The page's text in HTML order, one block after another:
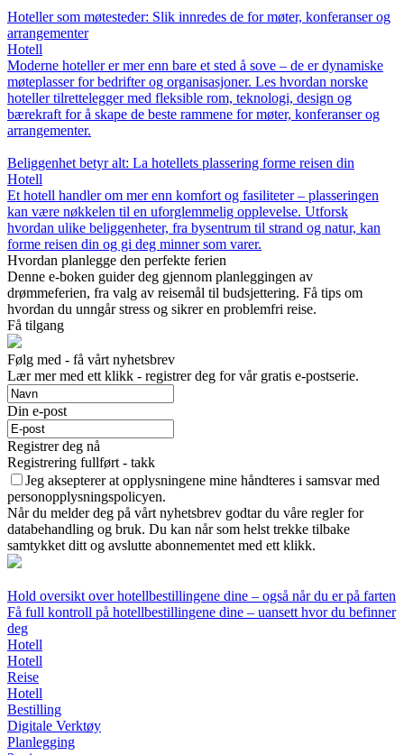
Hoteller som møtesteder: Slik innredes de for møter, konferanser og
arrangementer
Hotell
Moderne hoteller er mer enn bare et sted å sove – de er dynamiske
møteplasser for bedrifter og organisasjoner. Les hvordan norske
hoteller tilrettelegger med fleksible rom, teknologi, design og
bærekraft for å skape de beste rammene for møter, konferanser og
arrangementer.
Beliggenhet betyr alt: La hotellets plassering forme reisen din
Hotell
Et hotell handler om mer enn komfort og fasiliteter – plasseringen
kan være nøkkelen til en uforglemmelig opplevelse. Utforsk
hvordan ulike beliggenheter, fra bysentrum til strand og natur, kan
forme reisen din og gi deg minner som varer.
Hvordan planlegge den perfekte ferien
Denne e-boken guider deg gjennom planleggingen av
drømmeferien, fra valg av reisemål til budsjettering. Få tips om
hvordan du unngår stress og sikrer en problemfri reise.
Få tilgang
Følg med - få vårt nyhetsbrev
Lær mer med ett klikk - registrer deg for vår gratis e-postserie.
Din e-post
Registrer deg nå
Registrering fullført - takk
Jeg aksepterer at opplysningene mine håndteres i samsvar med
personopplysningspolicyen.
Når du melder deg på vårt nyhetsbrev godtar du våre regler for
databehandling og bruk. Du kan når som helst trekke tilbake
samtykket ditt og avslutte abonnementet med ett klikk.
Hold oversikt over hotellbestillingene dine – også når du er på farten
Få full kontroll på hotellbestillingene dine – uansett hvor du befinner
deg
Hotell
Hotell
Reise
Hotell
Bestilling
Digitale Verktøy
Planlegging